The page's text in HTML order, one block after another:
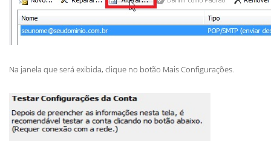
Na janela que será exibida, clique no botão Mais Configurações.